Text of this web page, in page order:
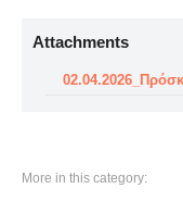
Attachments
More in this category: